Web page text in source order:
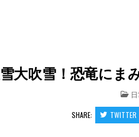
大吹雪！恐竜にま
IN
SHARE: TWITTER